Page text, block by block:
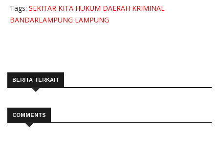
Tags: SEKITAR KITA HUKUM DAERAH KRIMINAL
BANDARLAMPUNG LAMPUNG
BERITA TERKAIT
COMMENTS